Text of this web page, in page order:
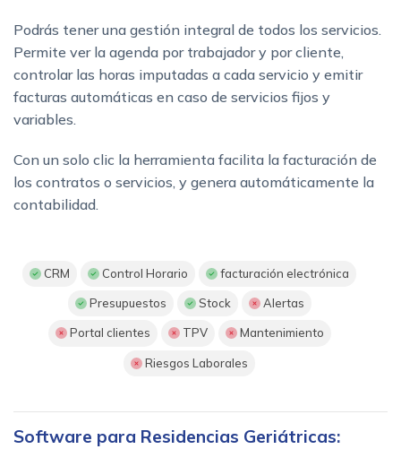
Podrás tener una gestión integral de todos los servicios.
Permite ver la agenda por trabajador y por cliente,
controlar las horas imputadas a cada servicio y emitir
facturas automáticas en caso de servicios fijos y
variables.
Con un solo clic la herramienta facilita la facturación de
los contratos o servicios, y genera automáticamente la
contabilidad.
CRM Control Horario facturación electrónica
Presupuestos Stock Alertas
Portal clientes TPV Mantenimiento
Riesgos Laborales
Software para Residencias Geriátricas: